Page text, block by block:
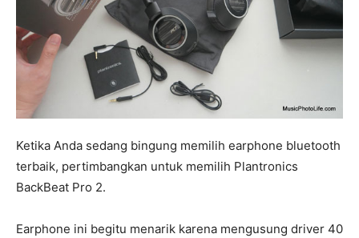
Ketika Anda sedang bingung memilih earphone bluetooth
terbaik, pertimbangkan untuk memilih Plantronics
BackBeat Pro 2.
Earphone ini begitu menarik karena mengusung driver 40